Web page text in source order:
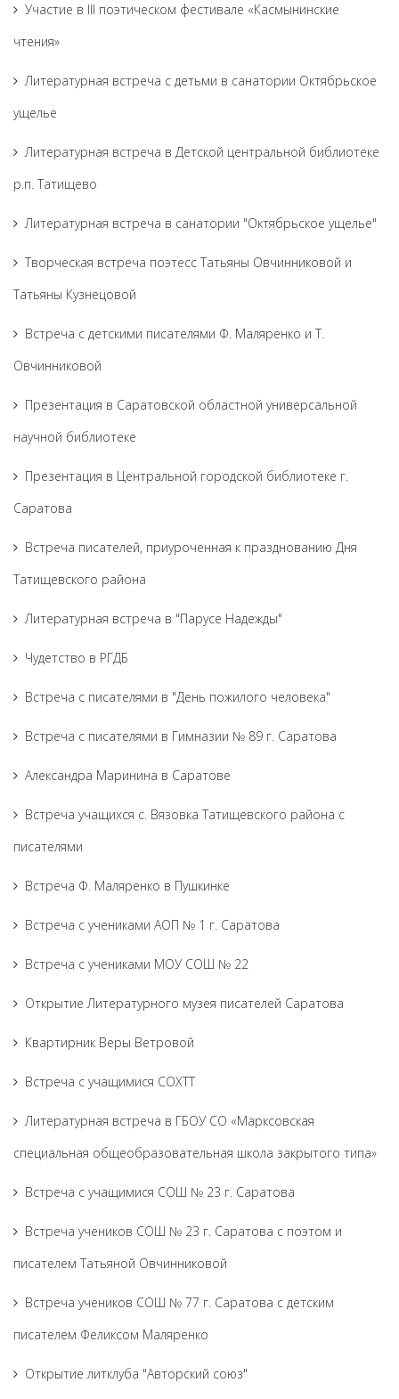
Участие в III поэтическом фестивале «Касмынинские
чтения»
Литературная встреча с детьми в санатории Октябрьское
ущелье
Литературная встреча в Детской центральной библиотеке
р.п. Татищево
Литературная встреча в санатории "Октябрьское ущелье"
Творческая встреча поэтесс Татьяны Овчинниковой и
Татьяны Кузнецовой
Встреча с детскими писателями Ф. Маляренко и Т.
Овчинниковой
Презентация в Саратовской областной универсальной
научной библиотеке
Презентация в Центральной городской библиотеке г.
Саратова
Встреча писателей, приуроченная к празднованию Дня
Татищевского района
Литературная встреча в "Парусе Надежды"
Чудетство в РГДБ
Встреча с писателями в "День пожилого человека"
Встреча с писателями в Гимназии № 89 г. Саратова
Александра Маринина в Саратове
Встреча учащихся с. Вязовка Татищевского района с
писателями
Встреча Ф. Маляренко в Пушкинке
Встреча с учениками АОП № 1 г. Саратова
Встреча с учениками МОУ СОШ № 22
Открытие Литературного музея писателей Саратова
Квартирник Веры Ветровой
Встреча с учащимися СОХТТ
Литературная встреча в ГБОУ СО «Марксовская
специальная общеобразовательная школа закрытого типа»
Встреча с учащимися СОШ № 23 г. Саратова
Встреча учеников СОШ № 23 г. Саратова с поэтом и
писателем Татьяной Овчинниковой
Встреча учеников СОШ № 77 г. Саратова с детским
писателем Феликсом Маляренко
Открытие литклуба "Авторский союз"